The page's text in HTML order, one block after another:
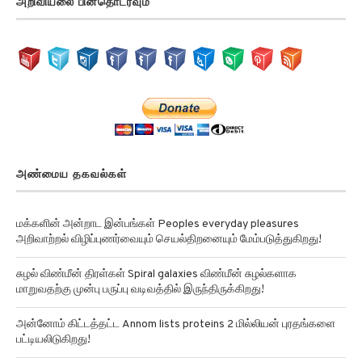
அண்மைய தகவல்கள்
மக்களின் அன்றாட இன்பங்கள் Peoples everyday pleasures
அறிவாற்றல் விழிப்புணர்வையும் செயல்திறனையும் மேம்படுத்துகிறது!
சுழல் விண்மீன் திரள்கள் Spiral galaxies விண்மீன் சுழல்களாக
மாறுவதற்கு முன்பு பருப்பு வடிவத்தில் இருந்திருக்கிறது!
அன்னோம் கிட்டத்தட்ட Annom lists proteins 2 மில்லியன் புரதங்களை
பட்டியலிடுகிறது!